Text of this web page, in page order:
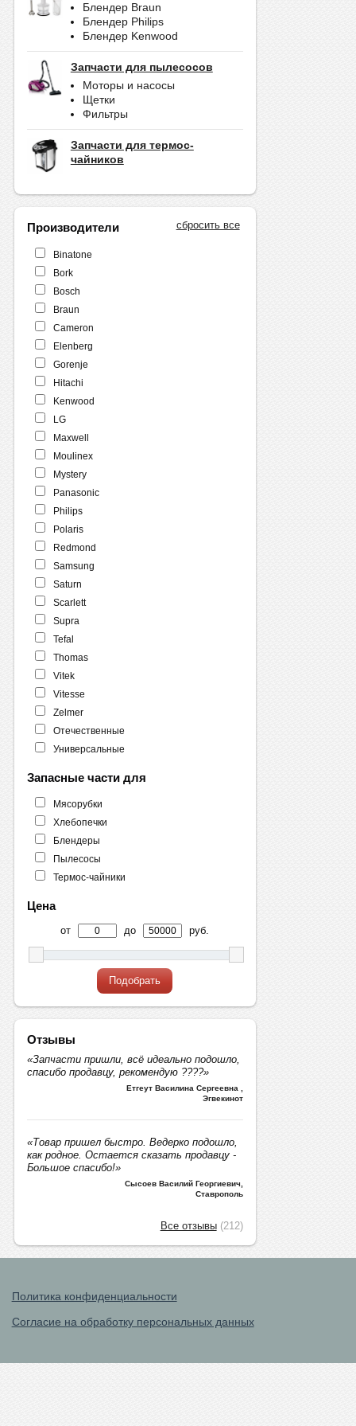
Блендер Braun
Блендер Philips
Блендер Kenwood
Запчасти для пылесосов
Моторы и насосы
Щетки
Фильтры
Запчасти для термос-
чайников
сбросить все
Производители
Binatone
Bork
Bosch
Braun
Cameron
Elenberg
Gorenje
Hitachi
Kenwood
LG
Maxwell
Moulinex
Mystery
Panasonic
Philips
Polaris
Redmond
Samsung
Saturn
Scarlett
Supra
Tefal
Thomas
Vitek
Vitesse
Zelmer
Отечественные
Универсальные
Запасные части для
Мясорубки
Хлебопечки
Блендеры
Пылесосы
Термос-чайники
Цена
от до руб.
Подобрать
Отзывы
«Запчасти пришли, всё идеально подошло,
спасибо продавцу, рекомендую ????»
Етгеут Василина Сергеевна
Эгвекинот
«Товар пришел быстро. Ведерко подошло,
как родное. Остается сказать продавцу -
Большое спасибо!»
Сысоев Василий Георгиевич,
Ставрополь
Все отзывы(212)
Политика конфиденциальности
Согласие на обработку персональных данных